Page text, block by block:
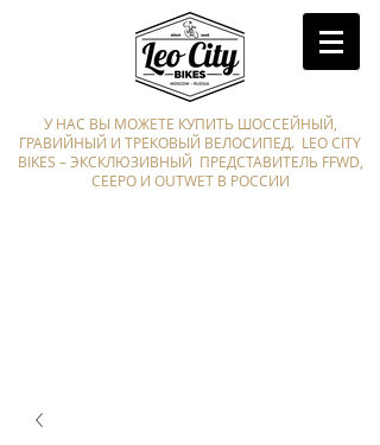
У НАС ВЫ МОЖЕТЕ КУПИТЬ ШОССЕЙНЫЙ,
ГРАВИЙНЫЙ И ТРЕКОВЫЙ ВЕЛОСИПЕД. LEO CITY
BIKES – ЭКСКЛЮЗИВНЫЙ ПРЕДСТАВИТЕЛЬ FFWD,
CEEPO И OUTWET В РОССИИ